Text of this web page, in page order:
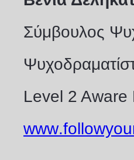
Σύμβουλος
Level 2
www.